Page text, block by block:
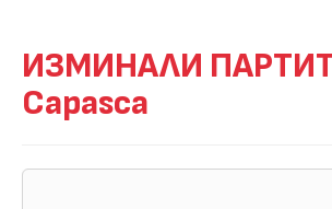
ИЗМИНАЛИ
Capasca